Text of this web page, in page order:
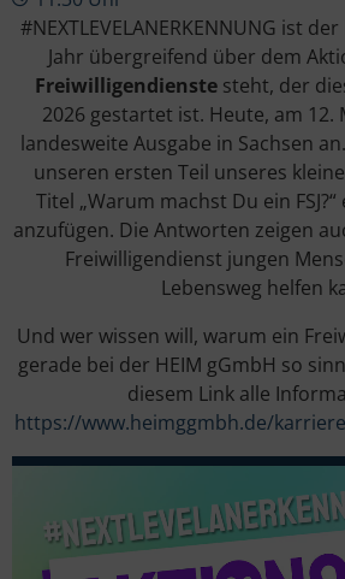
#NEXTLEVELANERKENNUNG ist
Jahr übergreifend über dem
Freiwilligendienstesteht, der
2026 gestartet ist. Heute, am 12.
landesweite Ausgabe in Sachsen
unseren ersten Teil unseres
Titel „Warum machst Du ein
anzufügen. Die Antworten zeigen
Freiwilligendienst jungen
Lebensweg helfen
Und wer wissen will, warum ein
gerade bei der HEIM gGmbH so
diesem Link alle
https://www.heimggmbh.de/
Video-
Player